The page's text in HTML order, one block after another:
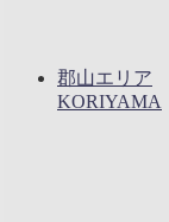
郡山エリア
KORIYAMA